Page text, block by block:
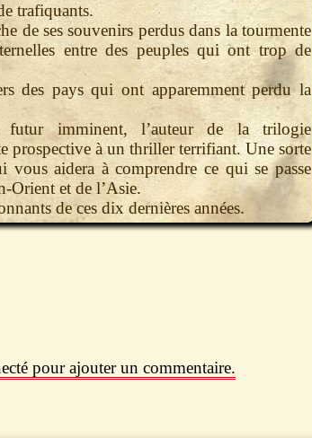
trafiquants.
de ses souvenirs perdus dans la tourmente
entre des peuples qui ont trop de
des pays qui ont apparemment perdu la
futur imminent, l’auteur de la trilogie
prospective à un thriller terrifiant. Une sorte
vous aidera à comprendre ce qui se passe
Orient et de l’Asie.
de ces dix dernières années.
pour ajouter un commentaire.